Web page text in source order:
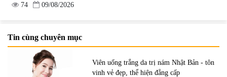
74
09/08/2026
Tin cùng chuyên mục
Viên uống trắng da trị nám Nhật Bản - tôn
vinh vẻ đẹp, thể hiện đẳng cấp